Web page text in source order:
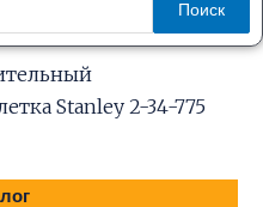
Поиск
Stanley 2-34-775